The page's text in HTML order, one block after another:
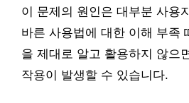
이 문제의 원인은 대부분 사용
바른 사용법에 대한 이해 부족
을 제대로 알고 활용하지 않으
작용이 발생할 수 있습니다.